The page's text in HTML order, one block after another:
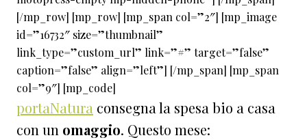
[/mp_row] [mp_row] [mp_span col=”2″] [mp_image
id=”16732″ size=”thumbnail”
link_type=”custom_url” link=”#” target=”false”
caption=”false” align=”left”] [/mp_span] [mp_span
col=”9″] [mp_code]
portaNatura consegna la spesa bio a casa
con un omaggio. Questo mese: